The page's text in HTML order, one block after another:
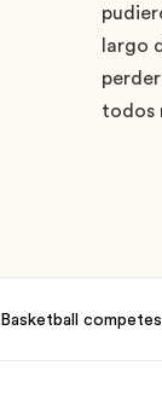
largo
todos
Basketball